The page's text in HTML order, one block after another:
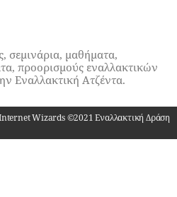
σεμινάρια, μαθήματα,
προορισμούς εναλλακτικών
Εναλλακτική Ατζέντα.
Wizards ©2021 Εναλλακτική Δράση